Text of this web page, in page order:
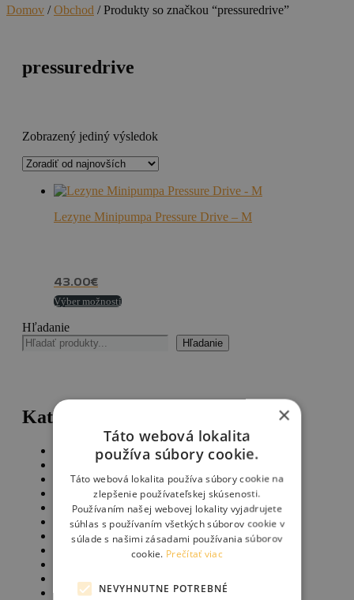
Domov /Obchod / Produkty so značkou “pressuredrive”
pressuredrive
Zobrazený jediný výsledok
Lezyne Minipumpa Pressure Drive – M
43.00€
Výber možností
Hľadanie
Hľadanie
Kategórie
Výpredaj170
Uncategorized
Batohy, messenger bagy a hip bagy33
Cargo bicykle13
Bicykle57
Bikepacking112
Komponenty46
Oblečenie34
×
Táto webová lokalita
používa súbory cookie.
Táto webová lokalita používa súbory cookie na
zlepšenie používateľskej skúsenosti.
Používaním našej webovej lokality vyjadrujete
súhlas s používaním všetkých súborov cookie v
súlade s našimi zásadami používania súborov
cookie. Prečítať viac
NEVYHNUTNE POTREBNÉ